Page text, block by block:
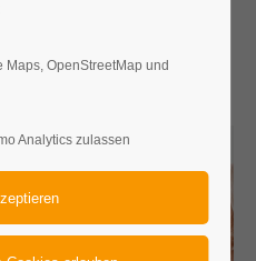
HANSA-HAUS
OpenStreetMap und
Analytics zulassen